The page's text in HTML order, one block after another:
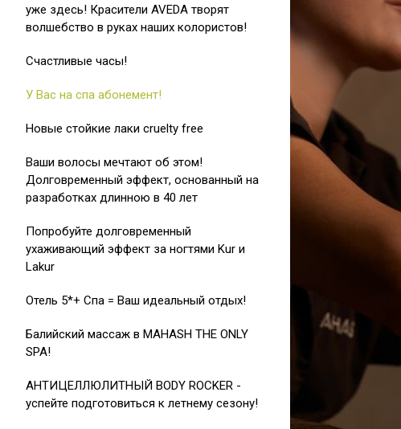
уже здесь! Красители AVEDA творят
волшебство в руках наших колористов!
Cчастливые часы!
У Вас на спа абонемент!
Новые стойкие лаки cruelty free
Ваши волосы мечтают об этом!
Долговременный эффект, основанный на
разработках длинною в 40 лет
Попробуйте долговременный
ухаживающий эффект за ногтями Kur и
Lakur
Отель 5*+ Спа = Ваш идеальный отдых!
Балийский массаж в MAHASH THE ONLY
SPA!
АНТИЦЕЛЛЮЛИТНЫЙ BODY ROCKER -
успейте подготовиться к летнему сезону!